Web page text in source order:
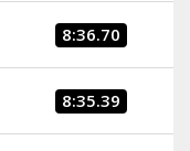
8:36.70
8:35.39